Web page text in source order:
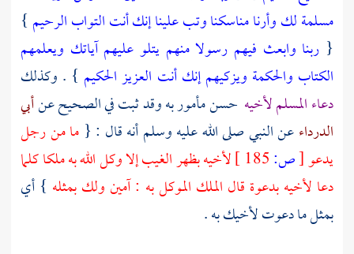
مسلمة لك وأرنا مناسكنا وتب علينا إنك أنت التواب الرحيم }
{ ربنا وابعث فيهم رسولا منهم يتلو عليهم آياتك ويعلمهم
الكتاب والحكمة ويزكيهم إنك أنت العزيز الحكيم } . وكذلك
دعاء المسلم لأخيه حسن مأمور به وقد ثبت في الصحيح عنأبي
الدرداءعن النبي صلى الله عليه وسلم أنه قال : { ما من رجل
يدعو[ص:
لأخيه بظهر الغيب إلا وكل الله به ملكا كلما
دعا لأخيه بدعوة قال الملك الموكل به : آمين ولك بمثله } أي
بمثل ما دعوت لأخيك به .